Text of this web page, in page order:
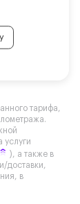
тарифа,
услуги
), а также в
доставки,
в